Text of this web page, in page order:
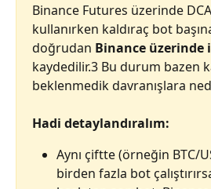
Binance Futures üzerinde
kullanırken kaldıraç bot
doğrudan Binance üzerinde
kaydedilir.3 Bu durum bazen
beklenmedik davranışlara
Hadi detaylandıralım:
Aynı çiftte (örneğin BTC/
birden fazla bot